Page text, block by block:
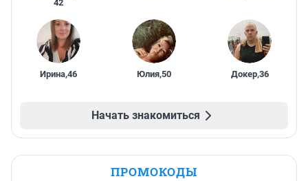
42
Ирина,46 Юлия,50 Докер,36
Начать знакомиться
ПРОМОКОДЫ